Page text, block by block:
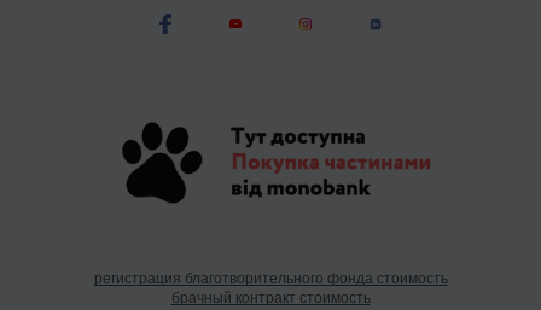
регистрация благотворительного фонда стоимость
брачный контракт стоимость